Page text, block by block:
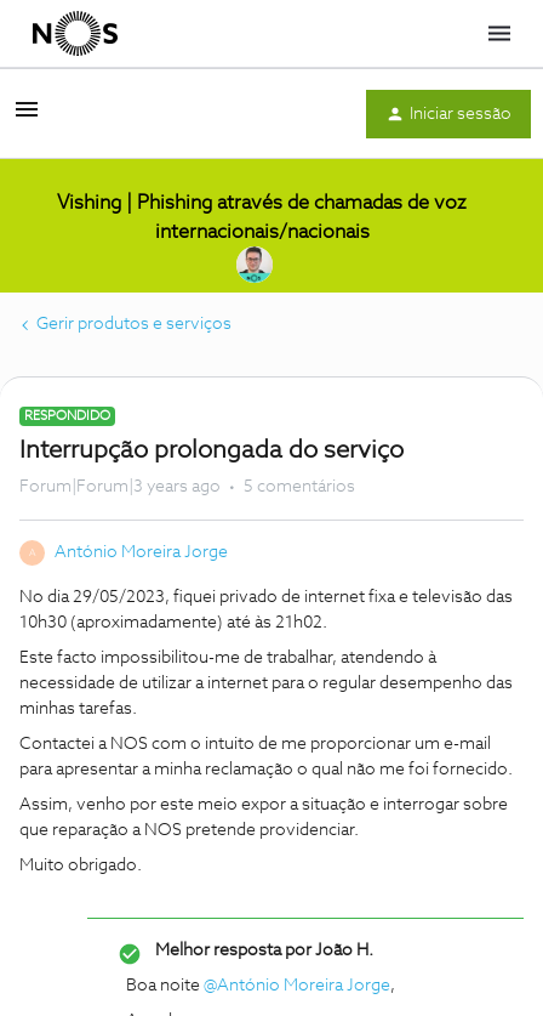
Menu
Iniciar sessão
Vishing | Phishing através de chamadas de voz
internacionais/nacionais
Gerir produtos e serviços
RESPONDIDO
Interrupção prolongada do serviço
Forum|Forum|3 years ago 5 comentários
A António Moreira Jorge
No dia 29/05/2023, fiquei privado de internet fixa e televisão das
10h30 (aproximadamente) até às 21h02.
Este facto impossibilitou-me de trabalhar, atendendo à
necessidade de utilizar a internet para o regular desempenho das
minhas tarefas.
Contactei a NOS com o intuito de me proporcionar um e-mail
para apresentar a minha reclamação o qual não me foi fornecido.
Assim, venho por este meio expor a situação e interrogar sobre
que reparação a NOS pretende providenciar.
Muito obrigado.
Melhor resposta porJoão H.
Boa noite @António Moreira Jorge,